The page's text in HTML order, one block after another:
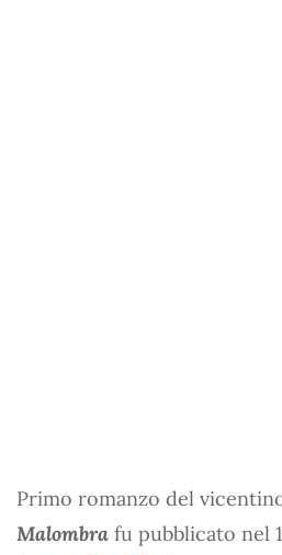
Primo romanzo del
Malombra fu pubblicato nel